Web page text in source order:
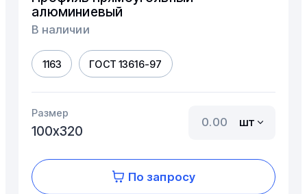
алюминиевый
В наличии
1163 ГОСТ 13616-97
Размер
100х320
шт
По запросу